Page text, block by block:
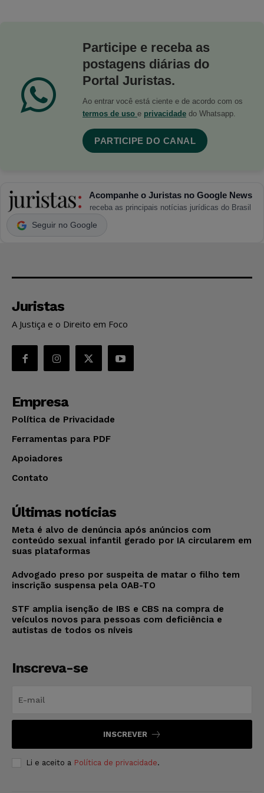
Participe e receba as
postagens diárias do
Portal Juristas.
Ao entrar você está ciente e de acordo com os
termos de uso e privacidade do Whatsapp.
PARTICIPE DO CANAL
Acompanhe o Juristas no Google News
receba as principais notícias jurídicas do Brasil
Seguir no Google
Juristas
A Justiça e o Direito em Foco
Empresa
Política de Privacidade
Ferramentas para PDF
Apoiadores
Contato
Últimas notícias
Meta é alvo de denúncia após anúncios com
conteúdo sexual infantil gerado por IA circularem em
suas plataformas
Advogado preso por suspeita de matar o filho tem
inscrição suspensa pela OAB-TO
STF amplia isenção de IBS e CBS na compra de
veículos novos para pessoas com deficiência e
autistas de todos os níveis
Inscreva-se
INSCREVER
Li e aceito a Política de privacidade.